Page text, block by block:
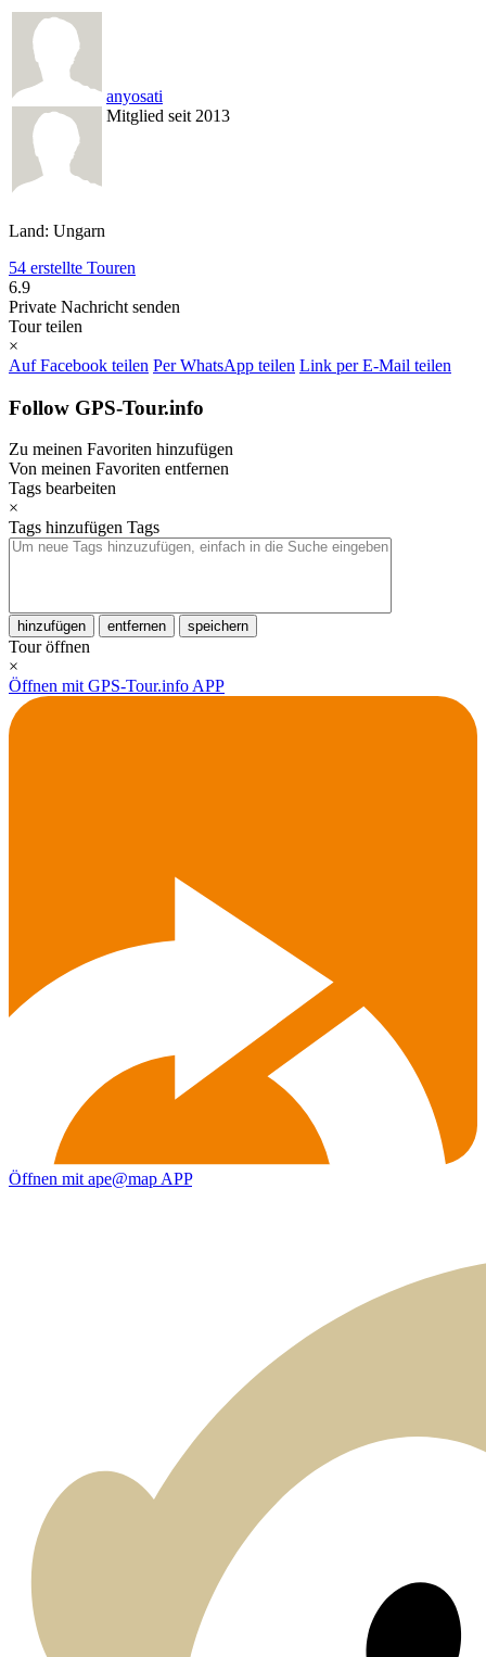
anyosati
Mitglied seit 2013
Land: Ungarn
54 erstellte Touren
6.9
Private Nachricht senden
Tour teilen
×
Auf Facebook teilen Per WhatsApp teilen Link per E-Mail teilen
Follow GPS-Tour.info
Zu meinen Favoriten hinzufügen
Von meinen Favoriten entfernen
Tags bearbeiten
×
Tags hinzufügen Tags
hinzufügen entfernen speichern
Tour öffnen
×
Öffnen mit GPS-Tour.info APP
Öffnen mit ape@map APP